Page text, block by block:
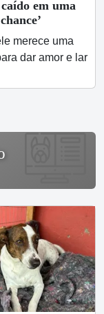
em uma
merece uma
dar amor e lar